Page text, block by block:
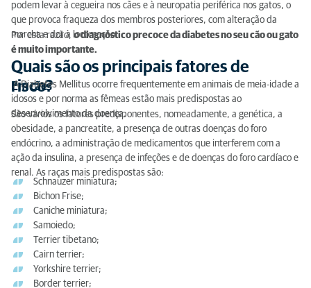
podem levar à cegueira nos cães e à neuropatia periférica nos gatos, o
que provoca fraqueza dos membros posteriores, com alteração da
marcha e dor à locomoção.
Por esta razão, o diagnóstico precoce da diabetes no seu cão ou gato
é muito importante.
Quais são os principais fatores de
risco?
Em cães
A Diabetes Mellitus ocorre frequentemente em animais de meia-idade a
idosos e por norma as fêmeas estão mais predispostas ao
desenvolvimento da doença.
São vários os fatores predisponentes, nomeadamente, a genética, a
obesidade, a pancreatite, a presença de outras doenças do foro
endócrino, a administração de medicamentos que interferem com a
ação da insulina, a presença de infeções e de doenças do foro cardíaco e
renal. As raças mais predispostas são:
Schnauzer miniatura;
Bichon Frise;
Caniche miniatura;
Samoiedo;
Terrier tibetano;
Cairn terrier;
Yorkshire terrier;
Border terrier;